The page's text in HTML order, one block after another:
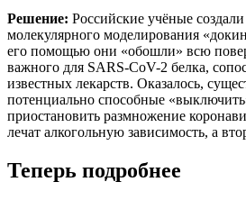
Решение: Российские учёные
молекулярного моделирования
его помощью они «обошли» всю
важного для SARS-CoV-2 белка,
известных лекарств. Оказалось,
потенциально способные
приостановить размножение
лечат алкогольную зависимость, а
Теперь подробнее